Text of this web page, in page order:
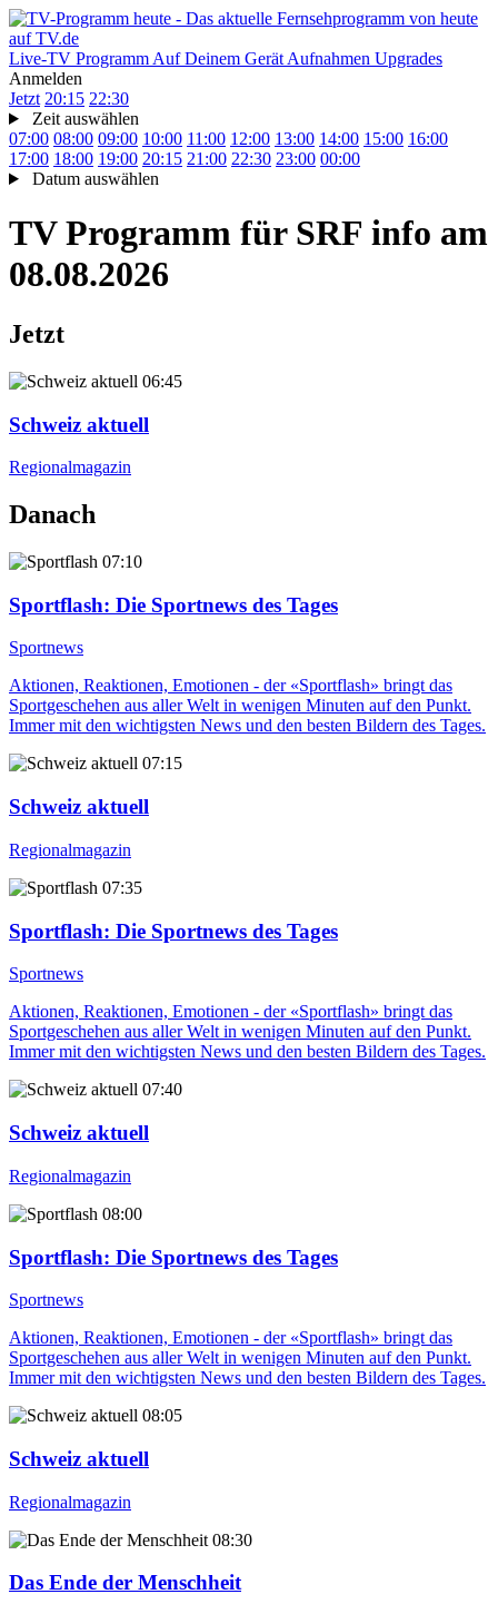
Live-TV Programm Auf Deinem Gerät Aufnahmen Upgrades
Anmelden
Jetzt 20:15 22:30
Zeit auswählen
07:00 08:00 09:00 10:00 11:00 12:00 13:00 14:00 15:00 16:00
17:00 18:00 19:00 20:15 21:00 22:30 23:00 00:00
Datum auswählen
TV Programm für SRF info am
08.08.2026
Jetzt
06:45
Schweiz aktuell
Regionalmagazin
Danach
07:10
Sportflash: Die Sportnews des Tages
Sportnews
Aktionen, Reaktionen, Emotionen - der «Sportflash» bringt das
Sportgeschehen aus aller Welt in wenigen Minuten auf den Punkt.
Immer mit den wichtigsten News und den besten Bildern des Tages.
07:15
Schweiz aktuell
Regionalmagazin
07:35
Sportflash: Die Sportnews des Tages
Sportnews
Aktionen, Reaktionen, Emotionen - der «Sportflash» bringt das
Sportgeschehen aus aller Welt in wenigen Minuten auf den Punkt.
Immer mit den wichtigsten News und den besten Bildern des Tages.
07:40
Schweiz aktuell
Regionalmagazin
08:00
Sportflash: Die Sportnews des Tages
Sportnews
Aktionen, Reaktionen, Emotionen - der «Sportflash» bringt das
Sportgeschehen aus aller Welt in wenigen Minuten auf den Punkt.
Immer mit den wichtigsten News und den besten Bildern des Tages.
08:05
Schweiz aktuell
Regionalmagazin
08:30
Das Ende der Menschheit